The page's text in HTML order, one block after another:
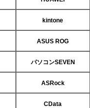
kintone
ASUS ROG
パソコンSEVEN
ASRock
CData